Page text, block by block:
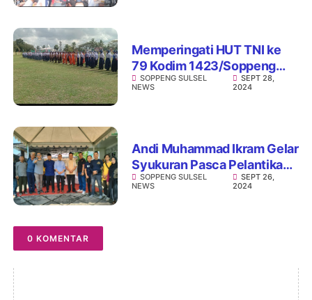
Memperingati HUT TNI ke
79 Kodim 1423/Soppeng
Gelar Lomba PBB Tingkat
SOPPENG SULSEL
NEWS
SEPT 28,
2024
Andi Muhammad Ikram Gelar
Syukuran Pasca Pelantikan
Anggota DPRD Sulsel
SOPPENG SULSEL
NEWS
SEPT 26,
2024
0 KOMENTAR